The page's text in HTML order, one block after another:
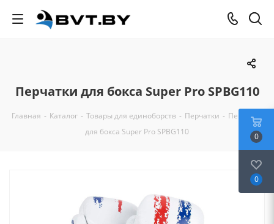
Перчатки для бокса Super Pro SPBG110
Главная - Каталог - Товары для единоборств - Перчатки - Перчатки
для бокса Super Pro SPBG110
0
0